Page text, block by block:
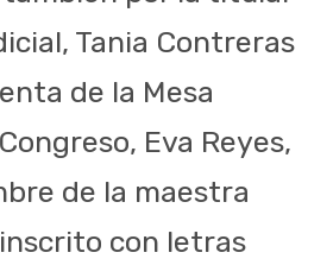
Tania Contreras
de la Mesa
Eva Reyes,
de la maestra
con letras